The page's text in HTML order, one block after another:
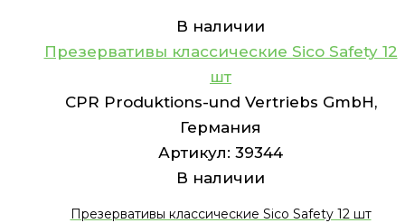
В наличии
Презервативы классические Sico Safety 12
шт
CPR Produktions-und Vertriebs GmbH,
Германия
Артикул: 39344
В наличии
Презервативы классические Sico Safety 12 шт